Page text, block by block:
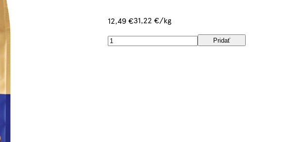
12,49 €31,22 €/kg
Pridať